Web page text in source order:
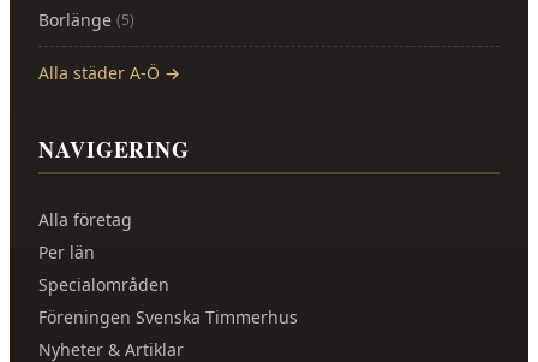
Borlänge (5)
Alla städer A-Ö →
NAVIGERING
Alla företag
Per län
Specialområden
Föreningen Svenska Timmerhus
Nyheter & Artiklar